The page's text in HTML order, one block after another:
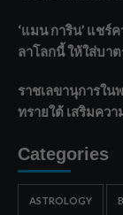
‘แมน การิน’ แชร์
ลาโลกนี้ ให้ใส่บา
ราชเลขานุการใน
ทรายใต้ เสริมคว
Categories
ASTROLOGY